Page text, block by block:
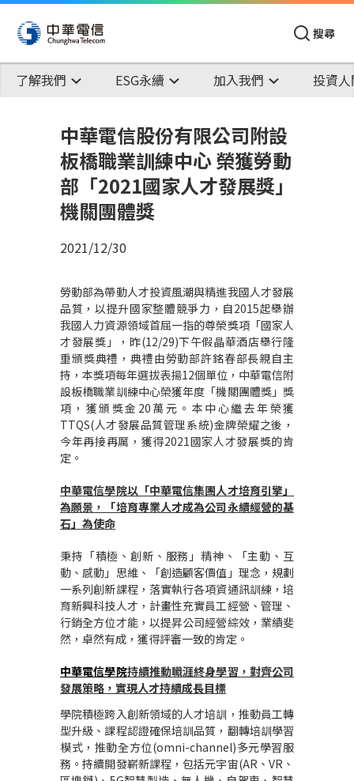
搜尋
了解我們 ESG永續 加入我們 投資
中華電信股份有限公司附設
板橋職業訓練中心 榮獲勞動
部「2021國家人才發展獎」
機關團體獎
2021/12/30
勞動部為帶動人才投資風潮與精進我國人才發展
品質，以提升國家整體競爭力，自2015起舉辦
我國人力資源領域首屈一指的尊榮獎項「國家人
才發展獎」，昨(12/29)下午假晶華酒店舉行隆
重頒獎典禮，典禮由勞動部許銘春部長親自主
持，本獎項每年選拔表揚12個單位，中華電信附
設板橋職業訓練中心榮獲年度「機關團體獎」獎
項，獲頒獎金20萬元。本中心繼去年榮獲
TTQS(人才發展品質管理系統)金牌榮耀之後，
今年再接再厲，獲得2021國家人才發展獎的肯
定。
中華電信學院以「中華電信集團人才培育引擎」
為願景，「培育專業人才成為公司永續經營的基
石」為使命
秉持「積極、創新、服務」精神、「主動、互
動、感動」思維、「創造顧客價值」理念，規劃
一系列創新課程，落實執行各項資通訊訓練，培
育新興科技人才，計畫性充實員工經營、管理、
行銷全方位才能，以提昇公司經營綜效，業績斐
然，卓然有成，獲得評審一致的肯定。
中華電信學院持續推動職涯終身學習，對齊公司
發展策略，實現人才持續成長目標
學院積極跨入創新領域的人才培訓，推動員工轉
型升級、課程認證確保培訓品質，翻轉培訓學習
模式，推動全方位(omni-channel)多元學習服
務。持續開發嶄新課程，包括元宇宙(AR、VR、